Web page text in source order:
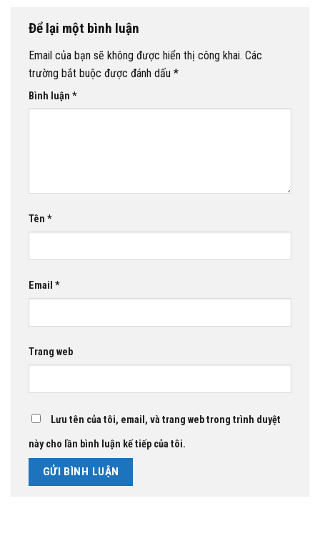
Để lại một bình luận
Email của bạn sẽ không được hiển thị công khai. Các
trường bắt buộc được đánh dấu *
Bình luận *
Tên *
Email *
Trang web
Lưu tên của tôi, email, và trang web trong trình duyệt
này cho lần bình luận kế tiếp của tôi.